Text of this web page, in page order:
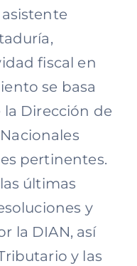
fiscal en
se basa
la Dirección de
pertinentes.
últimas
y
la DIAN, así
y las